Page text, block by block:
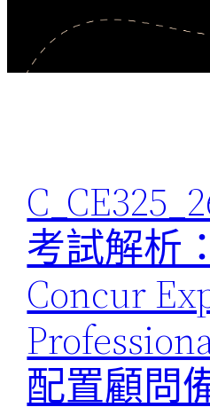
考試解析
Concur
配置顧問